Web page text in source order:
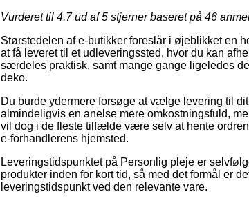
Vurderet til 4.7ud af 5 stjerner baseret på 46
Størstedelen af e-butikker foreslår i øjeblikket en
at få leveret til et udleveringssted, hvor du kan
særdeles praktisk, samt mange gange ligeledes
deko.
Du burde ydermere forsøge at vælge levering til
almindeligvis en anelse mere omkostningsfuld,
vil dog i de fleste tilfælde være selv at hente
e-forhandlerens hjemsted.
Leveringstidspunktet på Personlig pleje er
produkter inden for kort tid, så med det formål er
leveringstidspunkt ved den relevante vare.